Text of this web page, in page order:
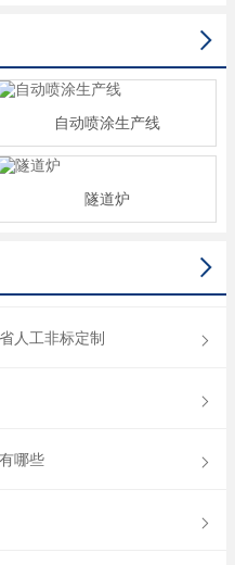

自动喷涂生产线
隧道炉

人工非标定制
哪些